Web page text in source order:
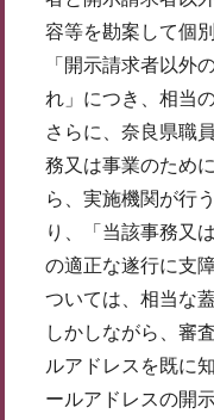
容等を勘案して個
「開示請求者以外
れ」につき、相当
さらに、奈良県職
務又は事業のため
ら、実施機関が行
り、「当該事務又
の適正な遂行に支
ついては、相当な
しかしながら、審
ルアドレスを既に
ールアドレスの開